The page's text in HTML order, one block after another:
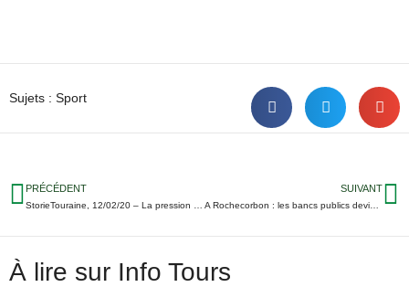
Sujets : Sport
PRÉCÉDENT SUIVANT
A Rochecorbon : les bancs publics deviennent oeuvres d’art
À lire sur Info Tours